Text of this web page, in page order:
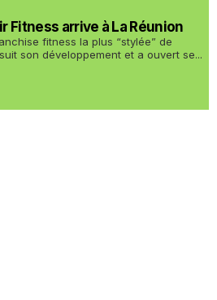
Fitness arrive à La Réunion
fitness la plus “stylée” de
son développement et a ouvert se...